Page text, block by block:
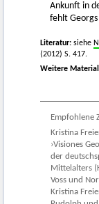
Ankunft in
fehlt Georgs
Literatur: siehe
(2012) S. 417.
Weitere
Empfohlene
Kristina
›Visiones
der
Mittelalters
Voss und
Kristina